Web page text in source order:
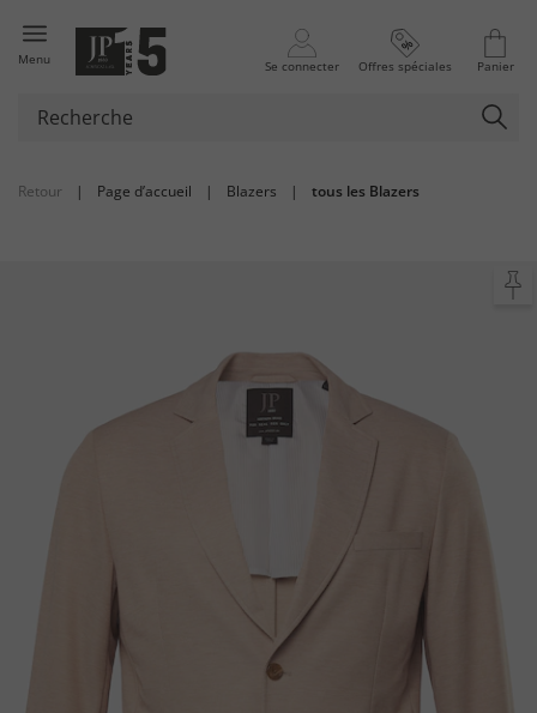
Menu Se connecter Offres spéciales Panier
Retour | Page d’accueil | Blazers | tous les Blazers